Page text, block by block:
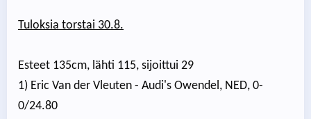
Tuloksia torstai 30.8.
Esteet 135cm, lähti 115, sijoittui 29
1) Eric Van der Vleuten - Audi's Owendel, NED, 0-
0/24.80